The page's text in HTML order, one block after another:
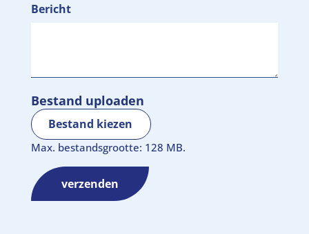
Bericht
Bestand kiezen
Max. bestandsgrootte: 128 MB.
Bestand uploaden
verzenden